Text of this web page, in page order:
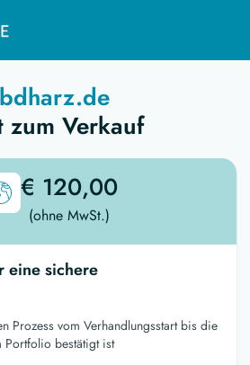
zum Verkauf
€ 120,00
(ohne MwSt.)
eine sichere
Prozess vom Verhandlungsstart bis die
Portfolio bestätigt ist